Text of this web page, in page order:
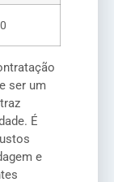
ser um
É
e